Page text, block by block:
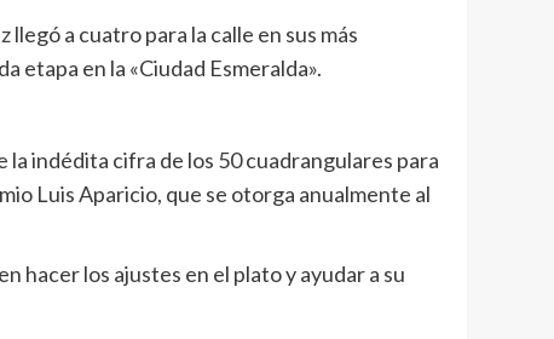
llegó a cuatro para la calle en sus más
etapa en la «Ciudad Esmeralda».
la indédita cifra de los 50 cuadrangulares para
Luis Aparicio, que se otorga anualmente al
hacer los ajustes en el plato y ayudar a su